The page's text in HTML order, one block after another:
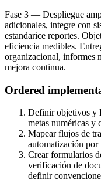
Fase 3 — Despliegue
adicionales, integre con
estandarice reportes.
eficiencia medibles.
organizacional, informes
mejora continua.
Ordered
Definir objetivos y
metas numéricas y
Mapear flujos de
automatización
Crear formularios
verificación de
definir